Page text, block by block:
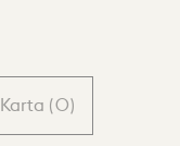
Karta (0)